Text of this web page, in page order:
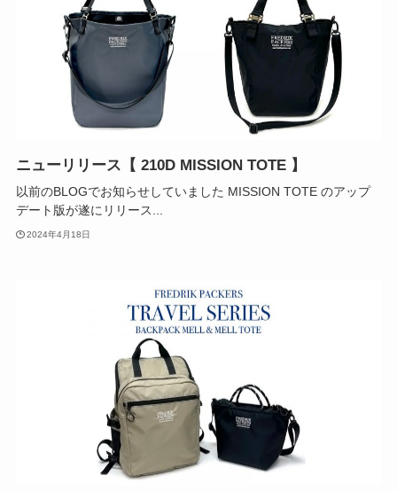
ニューリリース【 210D MISSION TOTE 】
以前のBLOGでお知らせしていました MISSION TOTE のアップ
デート版が遂にリリース...
2024年4月18日